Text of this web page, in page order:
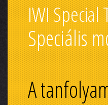
IWI Special
Speciális
A